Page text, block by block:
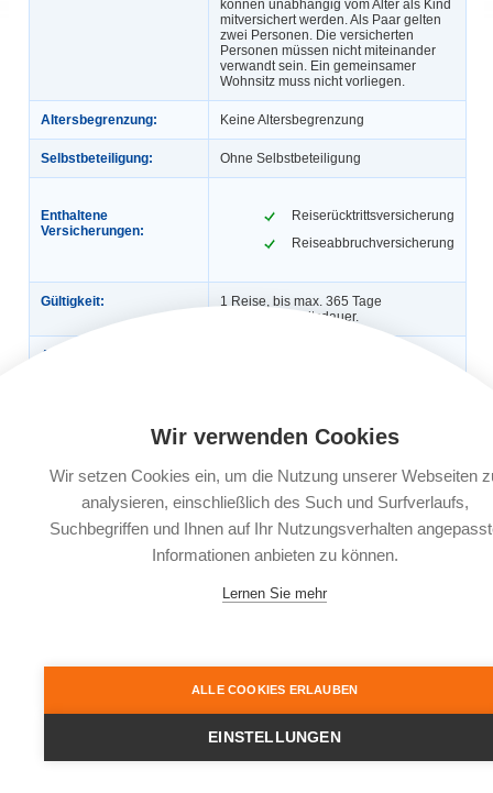
können unabhängig vom Alter als Kind
mitversichert werden. Als Paar gelten
zwei Personen. Die versicherten
Personen müssen nicht miteinander
verwandt sein. Ein gemeinsamer
Wohnsitz muss nicht vorliegen.
Altersbegrenzung: Keine Altersbegrenzung
Selbstbeteiligung: Ohne Selbstbeteiligung
Enthaltene
Versicherungen:
Reiserücktrittsversicherung
Reiseabbruchversicherung
Gültigkeit:
1 Reise, bis max. 365 Tage
Reiseaufenthaltsdauer.
Automatische
Reiseantritt, ab dem 29. Tag vor
Reiseantritt am Buchungstag oder bis
Reisebuchung.
Leistungsträger:
Würzburger Versicherungs-AG,
Bahnhofstr. 11, 97090 Würzburg
Informationsblatt zu
Versicherungsprodukten (IPID)
Wir verwenden Cookies
Wir setzen Cookies ein, um die Nutzung unserer Webseiten
analysieren, einschließlich des Such und Surfverlaufs,
Suchbegriffen und Ihnen auf Ihr Nutzungsverhalten
Informationen anbieten zu können.
Lernen Sie mehr
ALLE COOKIES ERLAUBEN
EINSTELLUNGEN